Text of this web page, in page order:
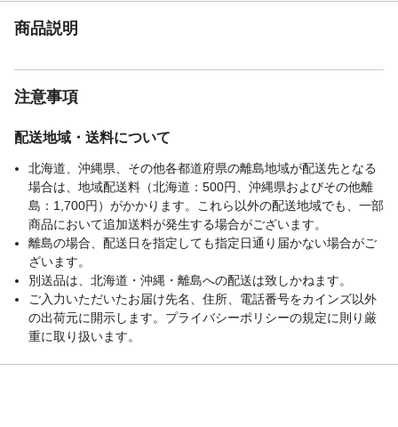
商品説明
注意事項
配送地域・送料について
北海道、沖縄県、その他各都道府県の離島地域が配送先となる
場合は、地域配送料（北海道：500円、沖縄県およびその他離
島：1,700円）がかかります。これら以外の配送地域でも、一部
商品において追加送料が発生する場合がございます。
離島の場合、配送日を指定しても指定日通り届かない場合がご
ざいます。
別送品は、北海道・沖縄・離島への配送は致しかねます。
ご入力いただいたお届け先名、住所、電話番号をカインズ以外
の出荷元に開示します。プライバシーポリシーの規定に則り厳
重に取り扱います。